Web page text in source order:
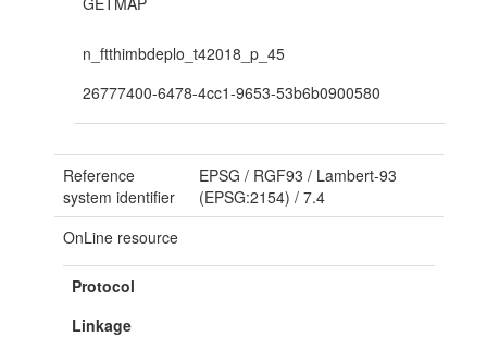
n_ftthimbdeplo_t42018_p_45
26777400-6478-4cc1-9653-53b6b0900580
Reference
system identifier
EPSG/ RGF93 / Lambert-93
(EPSG:2154)/7.4
OnLine resource
Protocol
Linkage